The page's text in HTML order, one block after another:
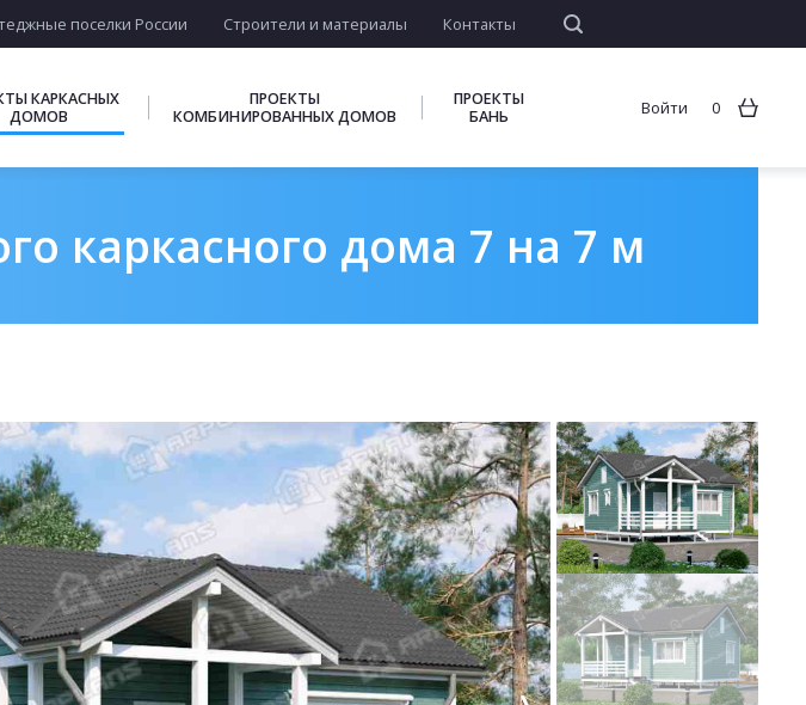
поселки России Строители и материалы Контакты
КАРКАСНЫХ
ДОМОВ
ПРОЕКТЫ
КОМБИНИРОВАННЫХ ДОМОВ
ПРОЕКТЫ
БАНЬ
Войти 0
каркасного дома 7 на 7 м